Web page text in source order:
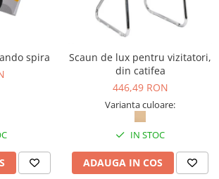
spira
Scaun de lux pentru vizitatori,
din catifea
446,49 RON
Varianta culoare:
IN STOC
ADAUGA IN COS